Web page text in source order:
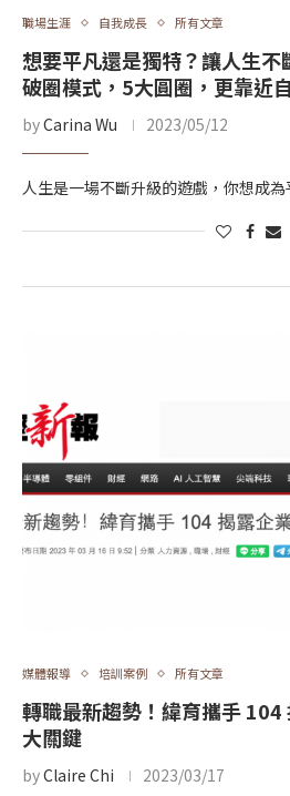
職場生涯 自我成長 所有文章
想要平凡還是獨特？讓人生
破圈模式，5大圓圈，更靠近
byCarina Wu 2023/05/12
人生是一場不斷升級的遊戲，你想成
媒體報導 培訓案例 所有文章
轉職最新趨勢！緯育攜手 104
大關鍵
byClaire Chi 2023/03/17